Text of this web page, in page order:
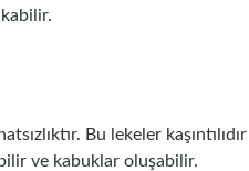
Bu lekeler kaşıntılıdır
ve kabuklar oluşabilir.